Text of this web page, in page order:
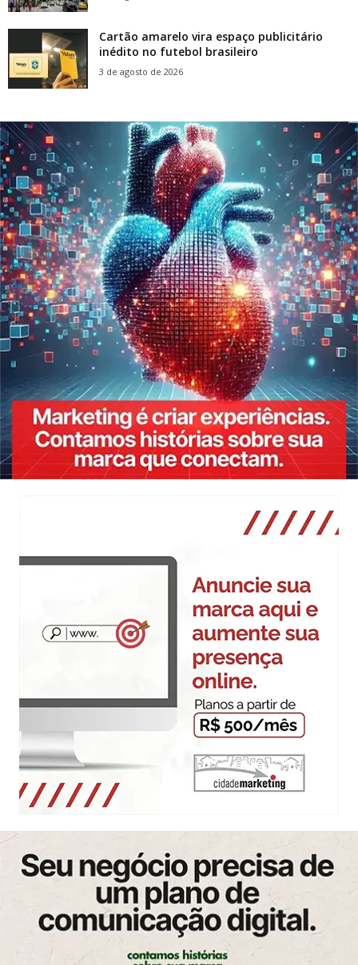
Cartão amarelo vira espaço publicitário
inédito no futebol brasileiro
3 de agosto de 2026